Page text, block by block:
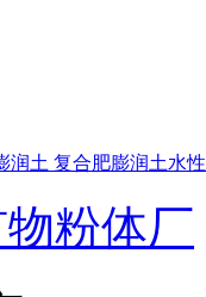
润土 复合肥膨润土水
粉体厂